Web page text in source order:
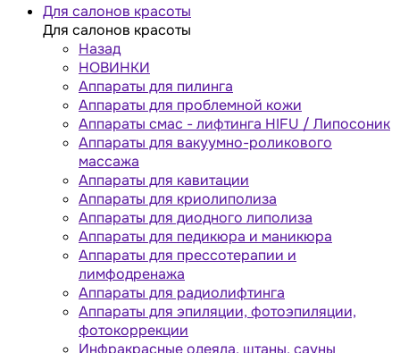
Для салонов красоты
Для салонов красоты
Назад
НОВИНКИ
Аппараты для пилинга
Аппараты для проблемной кожи
Аппараты cмас - лифтинга HIFU / Липосоник
Аппараты для вакуумно-роликового
массажа
Аппараты для кавитации
Аппараты для криолиполиза
Аппараты для диодного липолиза
Аппараты для педикюра и маникюра
Аппараты для прессотерапии и
лимфодренажа
Аппараты для радиолифтинга
Аппараты для эпиляции, фотоэпиляции,
фотокоррекции
Инфракрасные одеяла, штаны, сауны